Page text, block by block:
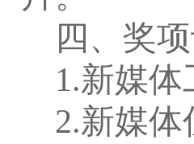
四、奖
1.新媒体
2.新媒体